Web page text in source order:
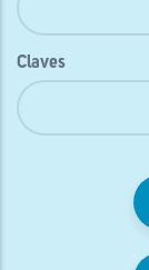
Claves